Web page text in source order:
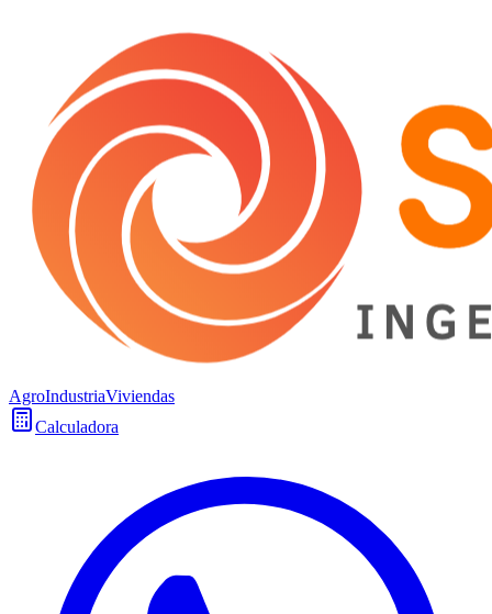
AgroIndustriaViviendas
Calculadora